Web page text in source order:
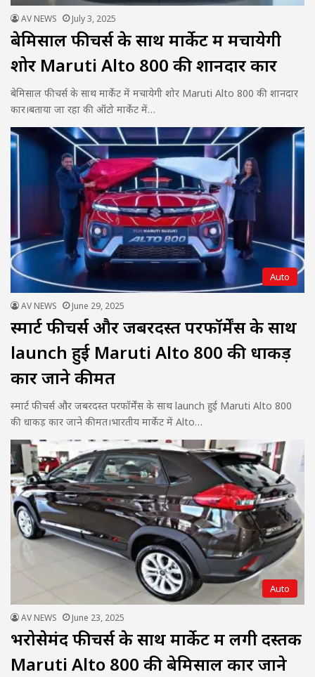
AV NEWS July 3, 2025
बेमिसाल फीचर्स के साथ मार्केट में मचायेगी
शोर Maruti Alto 800 की शानदार कार
बेमिसाल फीचर्स के साथ मार्केट में मचायेगी शोर Maruti Alto 800 की शानदार
कार।बताया जा रहा की ऑटो मार्केट में…
Auto
AV NEWS June 29, 2025
स्मार्ट फीचर्स और जबरदस्त परफॉर्मेंस के साथ
launch हुई Maruti Alto 800 की धाकड़
कार जाने कीमत
स्मार्ट फीचर्स और जबरदस्त परफॉर्मेंस के साथ launch हुई Maruti Alto 800
की धाकड़ कार जाने कीमत।भारतीय मार्केट में Alto…
Auto
AV NEWS June 23, 2025
भरोसेमंद फीचर्स के साथ मार्केट में लेंगी दस्तक
Maruti Alto 800 की बेमिसाल कार जाने